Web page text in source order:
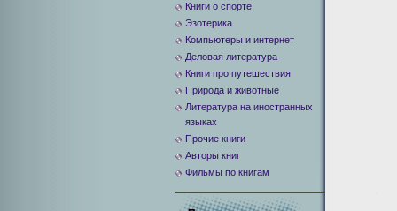
Книги о спорте
Эзотерика
Компьютеры и интернет
Деловая литература
Книги про путешествия
Природа и животные
Литература на иностранных
языках
Прочие книги
Авторы книг
Фильмы по книгам